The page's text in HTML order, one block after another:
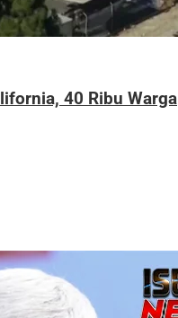
40 Ribu Warga